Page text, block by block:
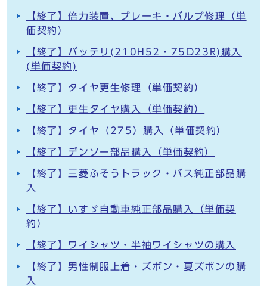
【終了】倍力装置、ブレーキ・バルブ修理（単
価契約）
【終了】バッテリ(210H52・75D23R)購入
(単価契約)
【終了】タイヤ更生修理（単価契約）
【終了】更生タイヤ購入（単価契約）
【終了】タイヤ（275）購入（単価契約）
【終了】デンソー部品購入（単価契約）
【終了】三菱ふそうトラック・バス純正部品購
入
【終了】いすゞ自動車純正部品購入（単価契
約）
【終了】ワイシャツ・半袖ワイシャツの購入
【終了】男性制服上着・ズボン・夏ズボンの購
入